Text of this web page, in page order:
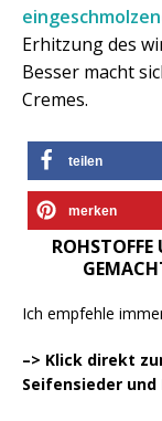
Erhitzung des
Besser macht
Cremes.
teilen
merken
Ich empfehle
–> Klick direkt
Seifensieder